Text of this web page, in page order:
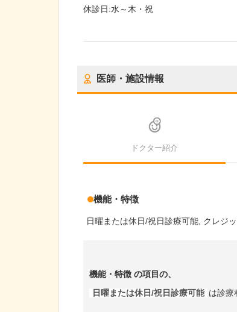
休診日:水～木・祝
医師・施設情報
ドクター紹介
機能・特徴
日曜または休日/祝日診療可能 クレジ
機能・特徴 の項目の、
日曜または休日/祝日診療可能 は診療